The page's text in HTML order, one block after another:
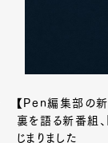
【Pen編集部の
裏を語る新番組、
じまりました